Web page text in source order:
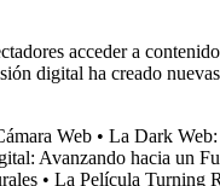
acceder a
digital ha creado
Web • La Dark
Avanzando hacia un
• La Película Turning